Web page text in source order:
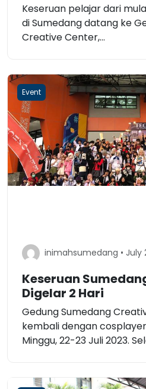
Keseruan pelajar dari
di Sumedang datang ke
Creative Center,...
Event
inimahsumedang • July
Keseruan
Digelar 2 Hari
Gedung Sumedang
kembali dengan
Minggu, 22-23 Juli 2023.